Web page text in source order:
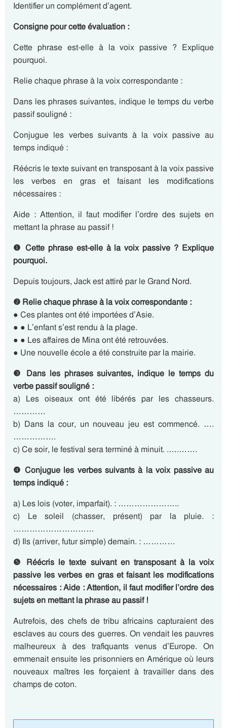
Identifier un complément d’agent.
Consigne pour cette évaluation :
Cette phrase est-elle à la voix passive ? Explique
pourquoi.
Relie chaque phrase à la voix correspondante :
Dans les phrases suivantes, indique le temps du verbe
passif souligné :
Conjugue les verbes suivants à la voix passive au
temps indiqué :
Réécris le texte suivant en transposant à la voix passive
les verbes en gras et faisant les modifications
nécessaires :
Aide : Attention, il faut modifier l’ordre des sujets en
mettant la phrase au passif !
❶ Cette phrase est-elle à la voix passive ? Explique
pourquoi.
Depuis toujours, Jack est attiré par le Grand Nord.
❷ Relie chaque phrase à la voix correspondante :
● Ces plantes ont été importées d’Asie.
● ● L’enfant s’est rendu à la plage.
● ● Les affaires de Mina ont été retrouvées.
● Une nouvelle école a été construite par la mairie.
❸ Dans les phrases suivantes, indique le temps du
verbe passif souligné :
a) Les oiseaux ont été libérés par les chasseurs.
…………
b) Dans la cour, un nouveau jeu est commencé. ….
…………….
c) Ce soir, le festival sera terminé à minuit. .….…….
❹ Conjugue les verbes suivants à la voix passive au
temps indiqué :
a) Les lois (voter, imparfait). : …………………..
c) Le soleil (chasser, présent) par la pluie. :
…………………………
d) Ils (arriver, futur simple) demain. : …………
❺ Réécris le texte suivant en transposant à la voix
passive les verbes en gras et faisant les modifications
nécessaires : Aide : Attention, il faut modifier l’ordre des
sujets en mettant la phrase au passif !
Autrefois, des chefs de tribu africains capturaient des
esclaves au cours des guerres. On vendait les pauvres
malheureux à des trafiquants venus d’Europe. On
emmenait ensuite les prisonniers en Amérique où leurs
nouveaux maîtres les forçaient à travailler dans des
champs de coton.